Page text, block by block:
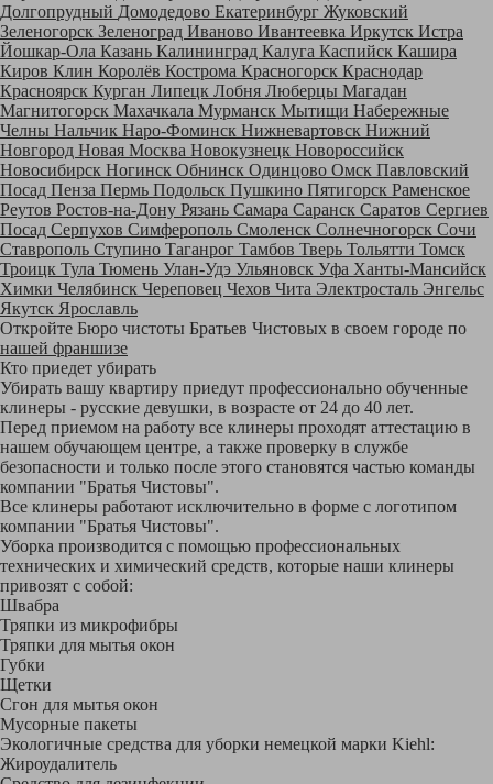
Долгопрудный Домодедово Екатеринбург Жуковский
Зеленогорск Зеленоград Иваново Ивантеевка Иркутск Истра
Йошкар-Ола Казань Калининград Калуга Каспийск Кашира
Киров Клин Королёв Кострома Красногорск Краснодар
Красноярск Курган Липецк Лобня Люберцы Магадан
Магнитогорск Махачкала Мурманск Мытищи Набережные
Челны Нальчик Наро-Фоминск Нижневартовск Нижний
Новгород Новая Москва Новокузнецк Новороссийск
Новосибирск Ногинск Обнинск Одинцово Омск Павловский
Посад Пенза Пермь Подольск Пушкино Пятигорск Раменское
Реутов Ростов-на-Дону Рязань Самара Саранск Саратов Сергиев
Посад Серпухов Симферополь Смоленск Солнечногорск Сочи
Ставрополь Ступино Таганрог Тамбов Тверь Тольятти Томск
Троицк Тула Тюмень Улан-Удэ Ульяновск Уфа Ханты-Мансийск
Химки Челябинск Череповец Чехов Чита Электросталь Энгельс
Якутск Ярославль
Откройте Бюро чистоты Братьев Чистовых в своем городе по
нашей франшизе
Кто приедет убирать
Убирать вашу квартиру приедут профессионально обученные
клинеры - русские девушки, в возрасте от 24 до 40 лет.
Перед приемом на работу все клинеры проходят аттестацию в
нашем обучающем центре, а также проверку в службе
безопасности и только после этого становятся частью команды
компании "Братья Чистовы".
Все клинеры работают исключительно в форме с логотипом
компании "Братья Чистовы".
Уборка производится с помощью профессиональных
технических и химический средств, которые наши клинеры
привозят с собой:
Швабра
Тряпки из микрофибры
Тряпки для мытья окон
Губки
Щетки
Сгон для мытья окон
Мусорные пакеты
Экологичные средства для уборки немецкой марки Kiehl:
Жироудалитель